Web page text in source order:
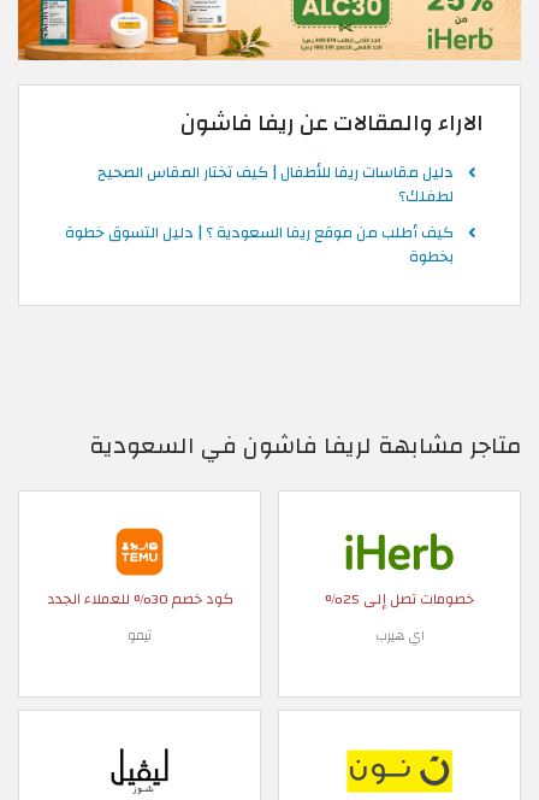
الاراء والمقالات عن ريفا فاشون
دليل مقاسات ريفا للأطفال | كيف تختار المقاس الصحيح
لطفلك؟
كيف أطلب من موقع ريفا السعودية ؟ | دليل التسوق خطوة
بخطوة
متاجر مشابهة لريفا فاشون في السعودية
خصومات تصل إلى 25%
اي هيرب
كود خصم 30% للعملاء الجدد
تيمو